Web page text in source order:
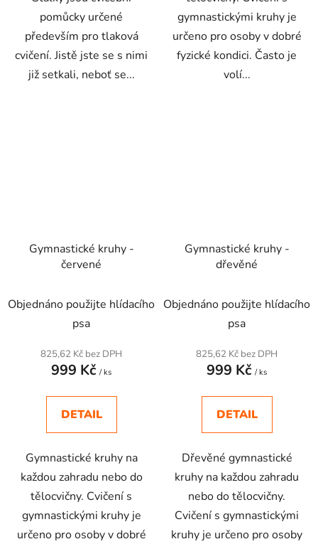
pomůcky určené
především pro tlaková
cvičení. Jistě jste se s nimi
již setkali, neboť se...
gymnastickými kruhy je
určeno pro osoby v dobré
fyzické kondici. Často je
volí...
Gymnastické kruhy -
červené
Objednáno použijte hlídacího
psa
825,62 Kč bez DPH
999 Kč / ks
DETAIL
Gymnastické kruhy na
každou zahradu nebo do
tělocvičny. Cvičení s
gymnastickými kruhy je
určeno pro osoby v dobré
Gymnastické kruhy -
dřevěné
Objednáno použijte hlídacího
psa
825,62 Kč bez DPH
999 Kč / ks
DETAIL
Dřevěné gymnastické
kruhy na každou zahradu
nebo do tělocvičny.
Cvičení s gymnastickými
kruhy je určeno pro osoby